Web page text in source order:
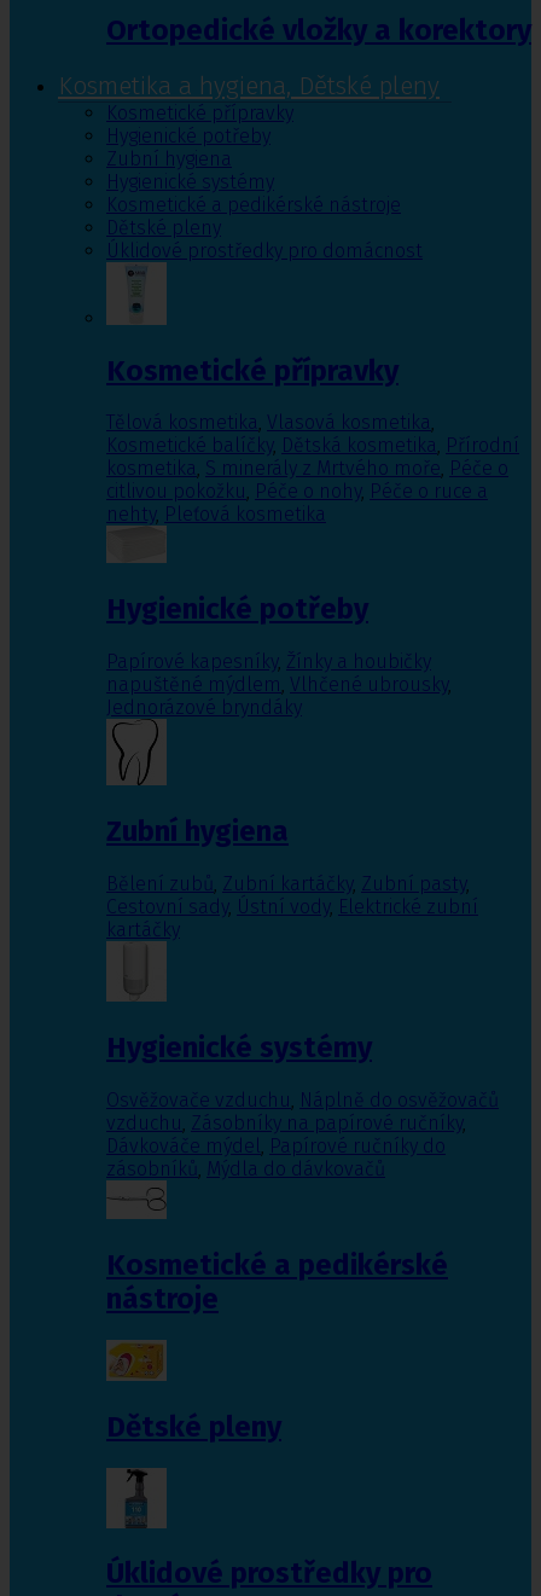
Ortopedické vložky a korektory
Kosmetika a hygiena, Dětské pleny
Kosmetické přípravky
Hygienické potřeby
Zubní hygiena
Hygienické systémy
Kosmetické a pedikérské nástroje
Dětské pleny
Úklidové prostředky pro domácnost
Kosmetické přípravky
Tělová kosmetika, Vlasová kosmetika,
Kosmetické balíčky, Dětská kosmetika, Přírodní
kosmetika, S minerály z Mrtvého moře, Péče o
citlivou pokožku, Péče o nohy, Péče o ruce a
nehty, Pleťová kosmetika
Hygienické potřeby
Papírové kapesníky, Žínky a houbičky
napuštěné mýdlem, Vlhčené ubrousky,
Jednorázové bryndáky
Zubní hygiena
Bělení zubů, Zubní kartáčky, Zubní pasty,
Cestovní sady, Ústní vody, Elektrické zubní
kartáčky
Hygienické systémy
Osvěžovače vzduchu, Náplně do osvěžovačů
vzduchu, Zásobníky na papírové ručníky,
Dávkováče mýdel, Papírové ručníky do
zásobníků, Mýdla do dávkovačů
Kosmetické a pedikérské
nástroje
Dětské pleny
Úklidové prostředky pro